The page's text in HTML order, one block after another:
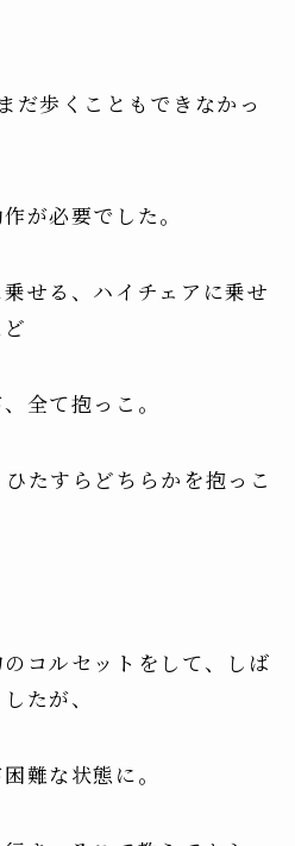
だ歩くこともできなかっ
が必要でした。
せる、ハイチェアに乗せ
全て抱っこ。
たすらどちらかを抱っこ
コルセットをして、しば
たが、
難な状態に。